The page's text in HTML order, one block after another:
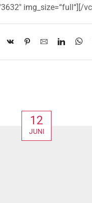
img_size=“full“][/
12
JUNI